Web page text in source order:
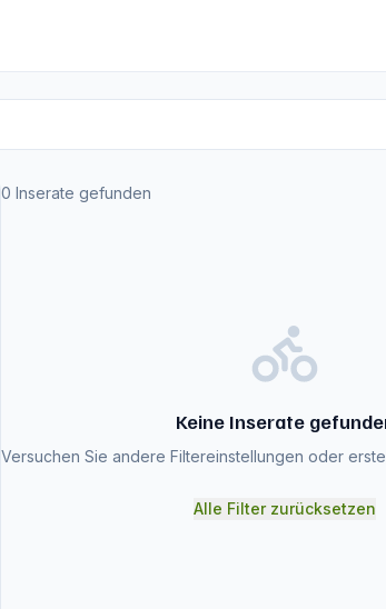
0 Inserate gefunden
Keine Inserate
Versuchen Sie andere Filtereinstellungen oder
Alle Filter zurücksetzen